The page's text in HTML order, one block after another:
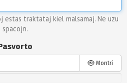
estas traktataj kiel malsamaj. Ne uzu
spacojn.
Montri